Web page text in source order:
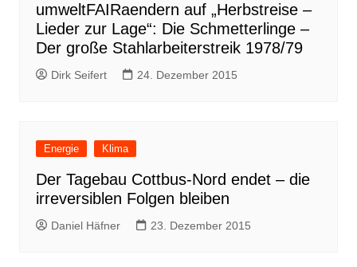
umweltFAIRaendern auf „Herbstreise –
Lieder zur Lage“: Die Schmetterlinge –
Der große Stahlarbeiterstreik 1978/79
Dirk Seifert 24. Dezember 2015
Energie Klima
Der Tagebau Cottbus-Nord endet – die
irreversiblen Folgen bleiben
Daniel Häfner 23. Dezember 2015